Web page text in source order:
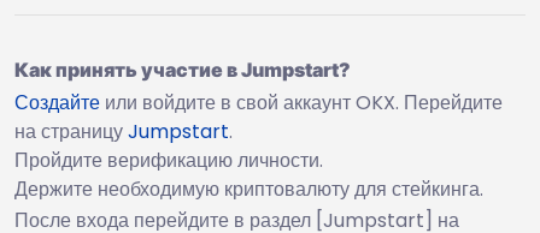
Как принять участие в Jumpstart?
Создайте или войдите в свой аккаунт OKX. Перейдите
на страницуJumpstart.
Пройдите верификацию личности.
Держите необходимую криптовалюту для стейкинга.
После входа перейдите в раздел [Jumpstart] на